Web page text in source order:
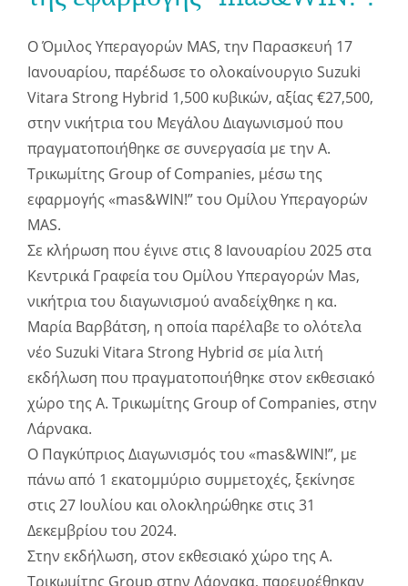
Ο Όμιλος Υπεραγορών MAS, την Παρασκευή 17
Ιανουαρίου, παρέδωσε το ολοκαίνουργιο Suzuki
Vitara Strong Hybrid 1,500 κυβικών, αξίας €27,500,
στην νικήτρια του Μεγάλου Διαγωνισμού που
πραγματοποιήθηκε σε συνεργασία με την A.
Τρικωμίτης Group of Companies, μέσω της
εφαρμογής «mas&WIN!” του Ομίλου Υπεραγορών
MAS.
Σε κλήρωση που έγινε στις 8 Ιανουαρίου 2025 στα
Κεντρικά Γραφεία του Ομίλου Υπεραγορών Mas,
νικήτρια του διαγωνισμού αναδείχθηκε η κα.
Μαρία Βαρβάτση, η οποία παρέλαβε το ολότελα
νέο Suzuki Vitara Strong Hybrid σε μία λιτή
εκδήλωση που πραγματοποιήθηκε στον εκθεσιακό
χώρο της Α. Τρικωμίτης Group of Companies, στην
Λάρνακα.
Ο Παγκύπριος Διαγωνισμός του «mas&WIN!”, με
πάνω από 1 εκατομμύριο συμμετοχές, ξεκίνησε
στις 27 Ιουλίου και ολοκληρώθηκε στις 31
Δεκεμβρίου του 2024.
Στην εκδήλωση, στον εκθεσιακό χώρο της Α.
Τρικωμίτης Group στην Λάρνακα, παρευρέθηκαν